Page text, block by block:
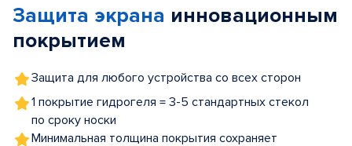
5
Защита экрана инновационным
покрытием
Защита для любого устройства со всех сторон
1 покрытие гидрогеля = 3-5 стандартных стекол
по сроку носки
Минимальная толщина покрытия сохраняет